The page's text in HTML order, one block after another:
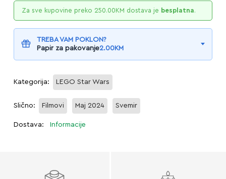
Za sve kupovine preko 250.00KM dostava je besplatna.
TREBA VAM POKLON?
Papir za pakovanje2.00KM
Kategorija: LEGO Star Wars
Slično: Filmovi Maj 2024 Svemir
Dostava: Informacije